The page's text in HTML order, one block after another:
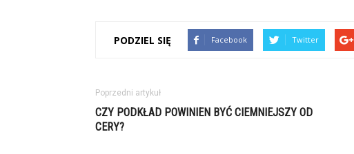
PODZIEL SIĘ Facebook Twitter
Poprzedni artykuł
CZY PODKŁAD POWINIEN BYĆ CIEMNIEJSZY OD
CERY?